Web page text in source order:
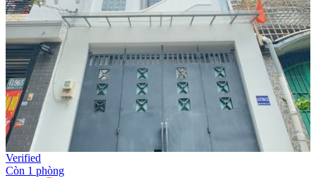
Verified
Còn 1 phòng